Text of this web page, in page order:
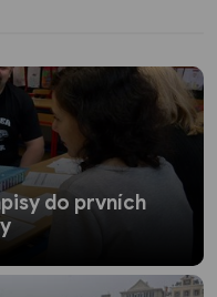
do prvních